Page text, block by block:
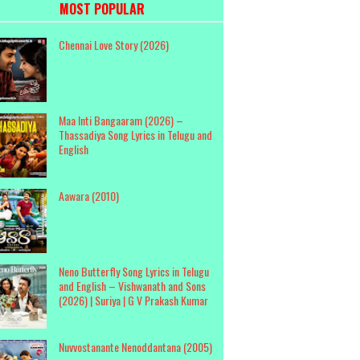
MOST POPULAR
Chennai Love Story (2026)
Maa Inti Bangaaram (2026) –
Thassadiya Song Lyrics in Telugu and
English
Aawara (2010)
Neno Butterfly Song Lyrics in Telugu
and English – Vishwanath and Sons
(2026) | Suriya | G V Prakash Kumar
Nuvvostanante Nenoddantana (2005)